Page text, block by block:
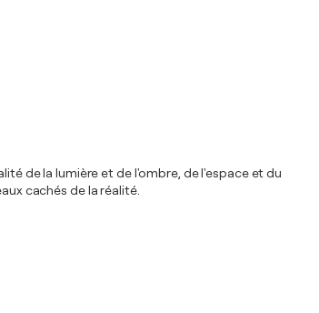
de la lumière et de l'ombre, de l'espace et du
cachés de la réalité.